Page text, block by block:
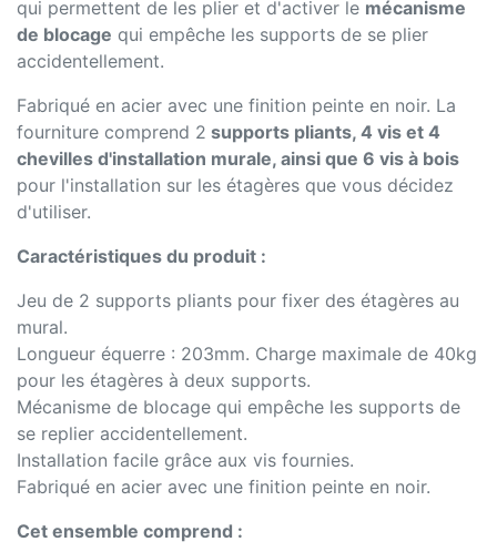
qui permettent de les plier et d'activer le mécanisme
de blocage qui empêche les supports de se plier
accidentellement.
Fabriqué en acier avec une finition peinte en noir. La
fourniture comprend 2 supports pliants, 4 vis et 4
chevilles d'installation murale, ainsi que 6 vis à bois
pour l'installation sur les étagères que vous décidez
d'utiliser.
Caractéristiques du produit :
Jeu de 2 supports pliants pour fixer des étagères au
mural.
Longueur équerre : 203mm. Charge maximale de 40kg
pour les étagères à deux supports.
Mécanisme de blocage qui empêche les supports de
se replier accidentellement.
Installation facile grâce aux vis fournies.
Fabriqué en acier avec une finition peinte en noir.
Cet ensemble comprend :